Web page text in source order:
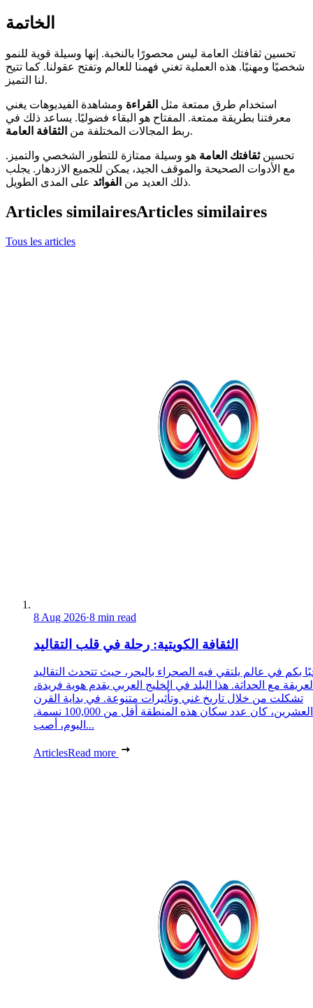
الخاتمة
تحسين ثقافتك العامة ليس محصورًا بالنخبة. إنها وسيلة قوية للنمو
شخصيًا ومهنيًا. هذه العملية تغني فهمنا للعالم وتفتح عقولنا. كما تتيح
لنا التميز.
استخدام طرق ممتعة مثل القراءة ومشاهدة الفيديوهات يغني
معرفتنا بطريقة ممتعة. المفتاح هو البقاء فضوليًا. يساعد ذلك في
ربط المجالات المختلفة من الثقافة العامة .
تحسينثقافتك العامة هو وسيلة ممتازة للتطور الشخصي والتميز.
مع الأدوات الصحيحة والموقف الجيد، يمكن للجميع الازدهار. يجلب
ذلك العديد من الفوائد على المدى الطويل.
Articles similairesArticles similaires
Tous les articles
8 Aug 2026·8 min read
الثقافة الكويتية: رحلة في قلب التقاليد
بكم في عالم يلتقي فيه الصحراء بالبحر، حيث تتحدث التقاليد
مع الحداثة. هذا البلد في الخليج العربي يقدم هوية فريدة،
تشكلت من خلال تاريخ غني وتأثيرات متنوعة. في بداية القرن
العشرين، كان عدد سكان هذه المنطقة أقل من 100,000 نسمة.
اليوم، أصب...
ArticlesRead more